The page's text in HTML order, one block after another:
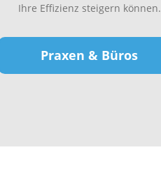
Ihre Effizienz steigern können.
Praxen & Büros